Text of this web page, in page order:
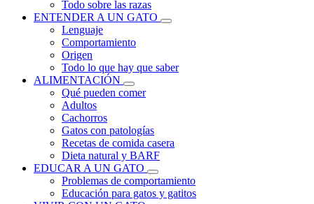
Todo sobre las razas
ENTENDER A UN GATO
Lenguaje
Comportamiento
Origen
Todo lo que hay que saber
ALIMENTACIÓN
Qué pueden comer
Adultos
Cachorros
Gatos con patologías
Recetas de comida casera
Dieta natural y BARF
EDUCAR A UN GATO
Problemas de comportamiento
Educación para gatos y gatitos